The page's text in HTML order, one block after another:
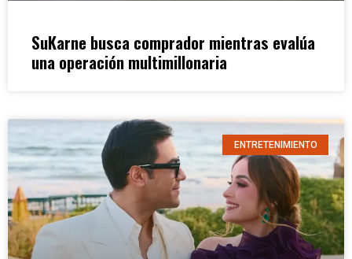
SuKarne busca comprador mientras evalúa
una operación multimillonaria
ENTRETENIMIENTO